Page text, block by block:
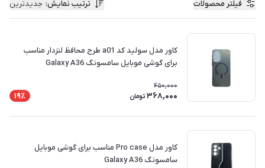
فیلتر محصولات ترتیب نمایش: جدیدترین
کاور مدل سولید کد a01 طرح محافظ لنزدار مناسب
برای گوشی موبایل سامسونگ Galaxy A36
450,000
368,000 تومان 19٪
کاور مدل Pro case مناسب برای گوشی موبایل
سامسونگ Galaxy A36